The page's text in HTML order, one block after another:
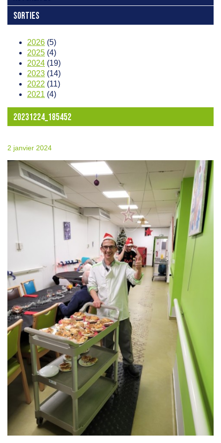
SORTIES
2026 (5)
2025 (4)
2024 (19)
2023 (14)
2022 (11)
2021 (4)
20231224_185452
2 janvier 2024